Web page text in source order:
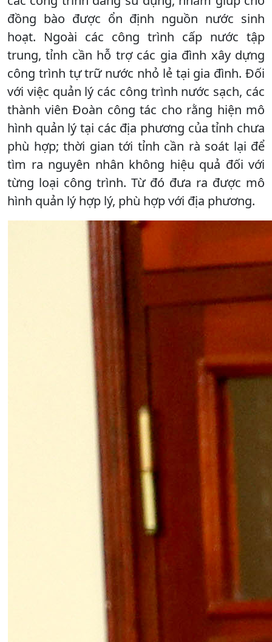
đồng bào được ổn định nguồn nước sinh
hoạt. Ngoài các công trình cấp nước tập
trung, tỉnh cần hỗ trợ các gia đình xây dựng
công trình tự trữ nước nhỏ lẻ tại gia đình. Đối
với việc quản lý các công trình nước sạch, các
thành viên Đoàn công tác cho rằng hiện mô
hình quản lý tại các địa phương của tỉnh chưa
phù hợp; thời gian tới tỉnh cần rà soát lại để
tìm ra nguyên nhân không hiệu quả đối với
từng loại công trình. Từ đó đưa ra được mô
hình quản lý hợp lý, phù hợp với địa phương.